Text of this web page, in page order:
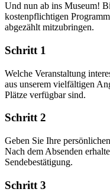
Und nun ab ins Museum!
kostenpflichtigen
abgezählt mitzubringen.
Schritt 1
Welche Veranstaltung
aus unserem vielfältigen
Plätze verfügbar sind.
Schritt 2
Geben Sie Ihre
Nach dem Absenden
Sendebestätigung.
Schritt 3